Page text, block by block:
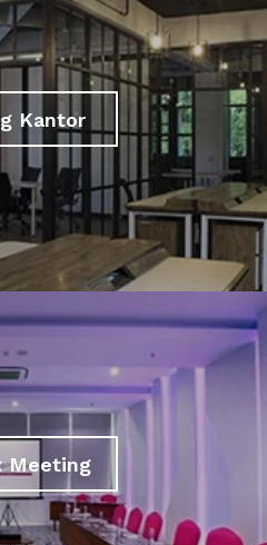
Kantor
Meeting